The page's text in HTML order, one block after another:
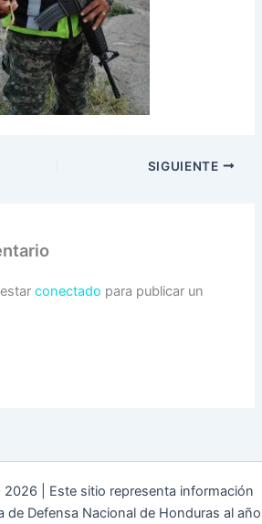
SIGUIENTE
conectado para publicar un
| Este sitio representa información
de Defensa Nacional de Honduras al año